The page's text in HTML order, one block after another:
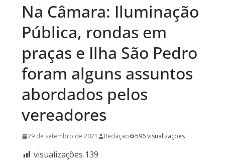
Na Câmara: Iluminação
Pública, rondas em
praças e Ilha São Pedro
foram alguns assuntos
abordados pelos
vereadores
29 de setembro de 2021 Redação 596 visualizações
visualizações 139